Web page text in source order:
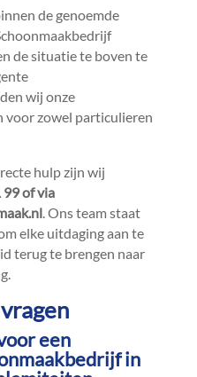
de genoemde
de situatie te boven te
wij onze
voor zowel particulieren
hulp zijn wij
99 of via
.​ Ons team staat
elke uitdaging aan te
terug te brengen naar
een
in